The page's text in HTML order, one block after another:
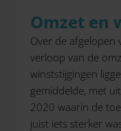
Omzet en
Over de afgelopen
verloop van de
winststijgingen
gemiddelde, met
2020 waarin de
juist iets sterker